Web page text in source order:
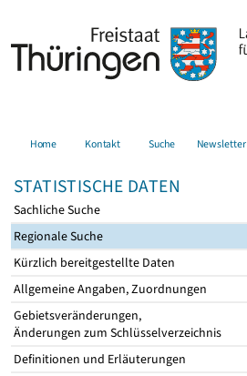
Home Kontakt Suche Newsletter
STATISTISCHE DATEN
Sachliche Suche
Regionale Suche
Kürzlich bereitgestellte Daten
Allgemeine Angaben, Zuordnungen
Gebietsveränderungen,
Änderungen zum Schlüsselverzeichnis
Definitionen und Erläuterungen